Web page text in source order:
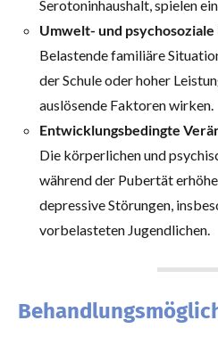
Serotoninhaushalt, spielen
Umwelt- und psychosoziale
Belastende familiäre
der Schule oder hoher
auslösende Faktoren wirken.
Entwicklungsbedingte
Die körperlichen und
während der Pubertät
depressive Störungen,
vorbelasteten Jugendlichen.